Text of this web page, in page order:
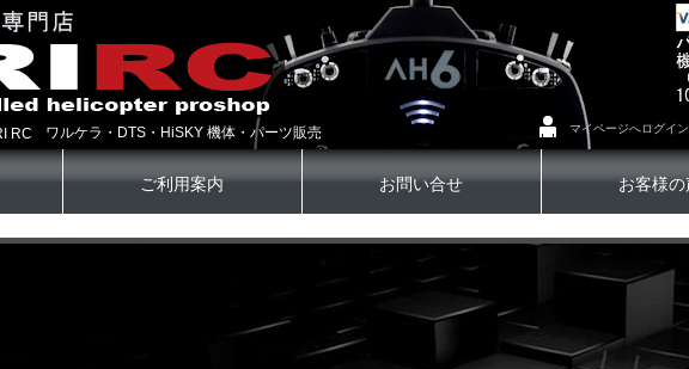
RC ワルケラ・DTS・HiSKY 機体・パーツ販売 マイページへログイン
ご利用案内 お問い合せ お客様の